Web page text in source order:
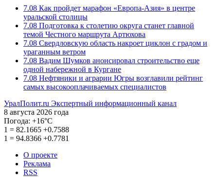
7.08 Как пройдет марафон «Европа-Азия» в центре
уральской столицы
7.08 Подготовка к столетию округа станет главной
темой Честного маршрута Артюхова
7.08 Свердловскую область накроет циклон с градом и
ураганным ветром
7.08 Вадим Шумков анонсировал строительство еще
одной набережной в Кургане
7.08 Нефтяники и аграрии Югры возглавили рейтинг
самых высокооплачиваемых специалистов
УралПолит.ru Экспертный информационный канал
8 августа 2026 года
Погода: +16°С
1 = 82.1665 +0.7588
1 = 94.8366 +0.7781
О проекте
Реклама
RSS